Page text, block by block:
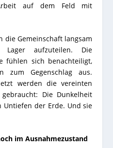
auf dem Feld mit
die Gemeinschaft langsam
aufzuteilen. Die
fühlen sich benachteiligt,
zum Gegenschlag aus.
werden die vereinten
Die Dunkelheit
der Erde. Und sie
im Ausnahmezustand